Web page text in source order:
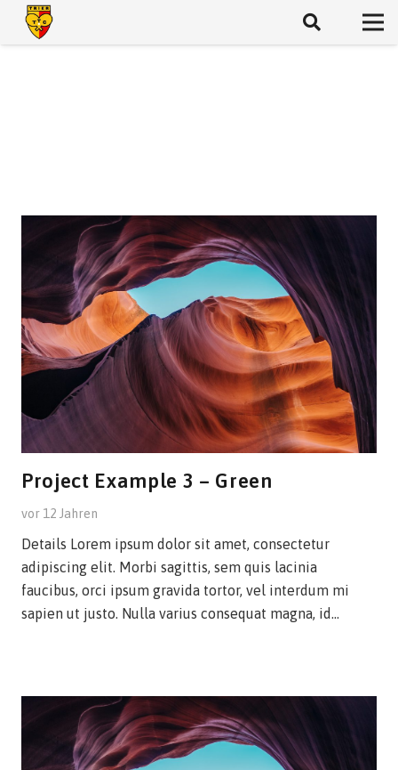
Project Example 3 – Green
vor 12 Jahren
Details Lorem ipsum dolor sit amet, consectetur
adipiscing elit. Morbi sagittis, sem quis lacinia
faucibus, orci ipsum gravida tortor, vel interdum mi
sapien ut justo. Nulla varius consequat magna, id…